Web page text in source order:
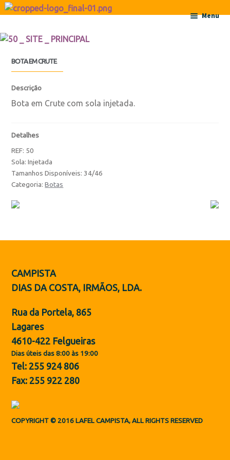
Ir para a navegação
Saltar para o conteúdo
Menu
Botas
Botas
ES
BOTA EM CRUTE
Descrição
Bota em Crute com sola injetada.
Detalhes
REF: 50
Sola: Injetada
Tamanhos Disponíveis: 34/46
Categoria:Botas
CAMPISTA
DIAS DA COSTA, IRMÃOS, LDA.
Rua da Portela, 865
Lagares
4610-422 Felgueiras
Dias úteis das 8:00 às 19:00
Tel: 255 924 806
Fax: 255 922 280
COPYRIGHT © 2016 LAFEL CAMPISTA, ALL RIGHTS RESERVED